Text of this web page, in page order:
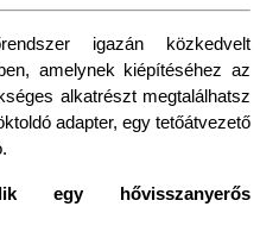
igazán közkedvelt
amelynek kiépítéséhez az
alkatrészt megtalálhatsz
adapter, egy tetőátvezető
egy hővisszanyerős